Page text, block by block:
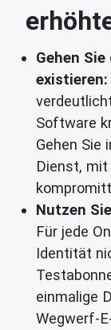
Gehen
existieren:
Software
Gehen Sie
Dienst, mit
Nutzen
Für jede
Identität
einmalige
Wegwerf-